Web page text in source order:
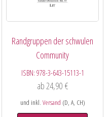
Randgruppen der schwulen
Community
ISBN: 978-3-643-15113-1
ab24,90 €
und inkl. Versand (D, A, CH)